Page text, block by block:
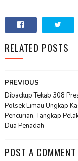
RELATED POSTS
PREVIOUS
Dibackup Tekab 308
Polsek Limau Ungkap
Pencurian, Tangkap
Dua Penadah
POST A COMMENT